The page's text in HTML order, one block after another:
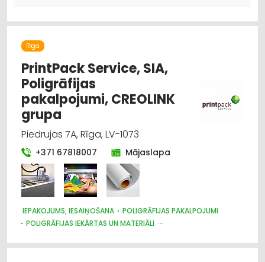
AUTOSERVISU APRĪKOJUMS
Rīga
PrintPack Service, SIA,
Poligrāfijas
pakalpojumi, CREOLINK
grupa
Piedrujas 7A, Rīga, LV-1073
+371 67818007 Mājaslapa
IEPAKOJUMS, IESAIŅOŠANA
POLIGRĀFIJAS PAKALPOJUMI
POLIGRĀFIJAS IEKĀRTAS UN MATERIĀLI
REKLĀMA